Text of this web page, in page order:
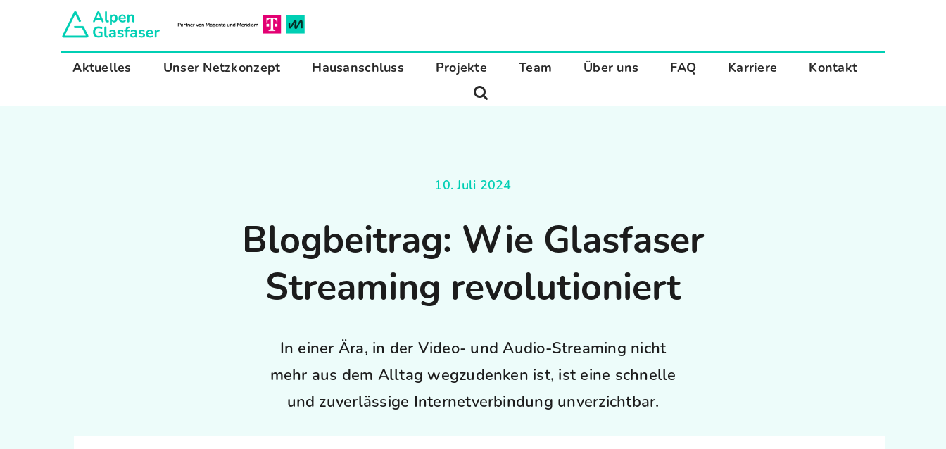
Aktuelles Unser Netzkonzept Hausanschluss Projekte Team Über uns FAQ Karriere Kontakt
10. Juli 2024
Blogbeitrag: Wie Glasfaser
Streaming revolutioniert
In einer Ära, in der Video- und Audio-Streaming nicht
mehr aus dem Alltag wegzudenken ist, ist eine schnelle
und zuverlässige Internetverbindung unverzichtbar.